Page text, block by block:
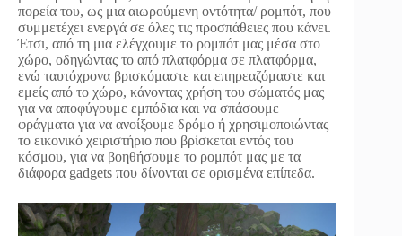
πορεία του, ως μια αιωρούμενη οντότητα/ ρομπότ, που
συμμετέχει ενεργά σε όλες τις προσπάθειες που κάνει.
Έτσι, από τη μια ελέγχουμε το ρομπότ μας μέσα στο
χώρο, οδηγώντας το από πλατφόρμα σε πλατφόρμα,
ενώ ταυτόχρονα βρισκόμαστε και επηρεαζόμαστε και
εμείς από το χώρο, κάνοντας χρήση του σώματός μας
για να αποφύγουμε εμπόδια και να σπάσουμε
φράγματα για να ανοίξουμε δρόμο ή χρησιμοποιώντας
το εικονικό χειριστήριο που βρίσκεται εντός του
κόσμου, για να βοηθήσουμε το ρομπότ μας με τα
διάφορα gadgets που δίνονται σε ορισμένα επίπεδα.